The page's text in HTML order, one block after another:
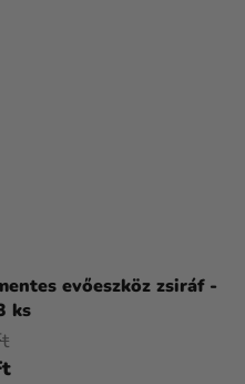
evőeszköz zsiráf -
ks